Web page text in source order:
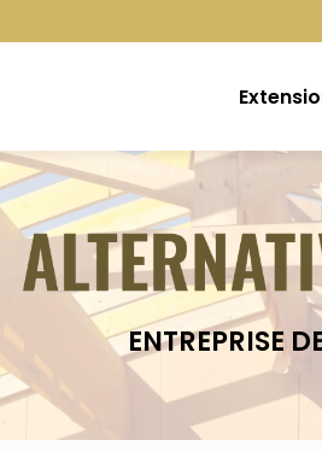
ENTREPRISE